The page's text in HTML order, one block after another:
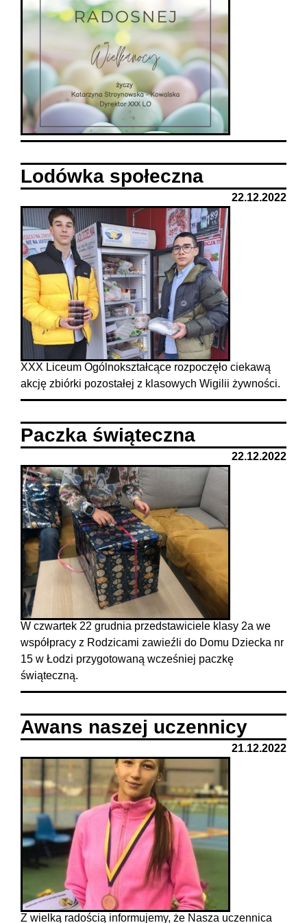
Lodówka społeczna
22.12.2022
XXX Liceum Ogólnokształcące rozpoczęło ciekawą
akcję zbiórki pozostałej z klasowych Wigilii żywności.
Paczka świąteczna
22.12.2022
W czwartek 22 grudnia przedstawiciele klasy 2a we
współpracy z Rodzicami zawieźli do Domu Dziecka nr
15 w Łodzi przygotowaną wcześniej paczkę
świąteczną.
Awans naszej uczennicy
21.12.2022
Z wielką radością informujemy, że Nasza uczennica